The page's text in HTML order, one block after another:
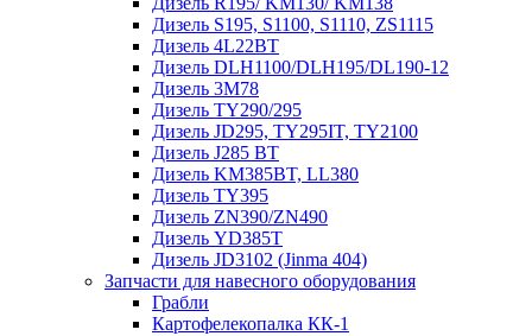
Дизель S195, S1100, S1110, ZS1115
Дизель 4L22BT
Дизель DLH1100/DLH195/DL190-12
Дизель 3М78
Дизель TY290/295
Дизель JD295, TY295IT, TY2100
Дизель J285 BT
Дизель KM385BT, LL380
Дизель TY395
Дизель ZN390/ZN490
Дизель YD385T
Дизель JD3102 (Jinma 404)
Запчасти для навесного оборудования
Грабли
Картофелекопалка КК-1